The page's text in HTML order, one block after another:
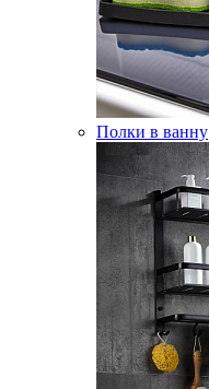
Полки в ванну